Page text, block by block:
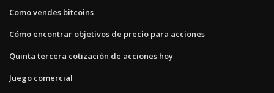
Como vendes bitcoins
Cómo encontrar objetivos de precio para acciones
Quinta tercera cotización de acciones hoy
Juego comercial